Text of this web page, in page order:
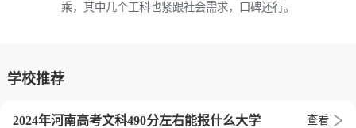
乘，其中几个工科也紧跟社会需求，口碑还行。
学校推荐
2024年河南高考文科490分左右能报什么大学 查看